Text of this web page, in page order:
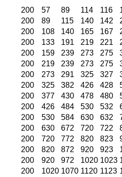
200 57 89 114 116
200 89 115 140 142
200 108 140 165 167
200 133 191 219 221
200 159 239 273 275
200 219 239 273 275
200 273 291 325 327
200 325 382 426 428
200 377 430 478 480
200 426 484 530 532
200 530 584 630 632
200 630 672 720 722
200 720 772 820 823
200 820 872 920 923
200 920 972 1020 1023
200 1020 1070 1120 1123